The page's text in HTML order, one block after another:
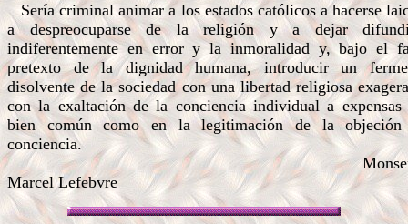
Sería criminal animar a los estados católicos a hacerse
a despreocuparse de la religión y a dejar
indiferentemente en error y la inmoralidad y, bajo el
pretexto de la dignidad humana, introducir un
disolvente de la sociedad con una libertad religiosa
con la exaltación de la conciencia individual a expensas
bien común como en la legitimación de la objeción
conciencia.
Marcel Lefebvre